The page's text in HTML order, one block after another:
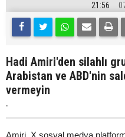
21:56
Hadi Amiri'den silahlı
Arabistan ve ABD'nin
vermeyin
.
Amiri, X sosyal medya